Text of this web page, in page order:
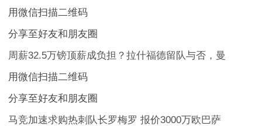
用微信扫描二维码
分享至好友和朋友圈
周薪32.5万镑顶薪成负担？拉什福德留队与否，曼
用微信扫描二维码
分享至好友和朋友圈
马竞加速求购热刺队长罗梅罗 报价3000万欧巴萨